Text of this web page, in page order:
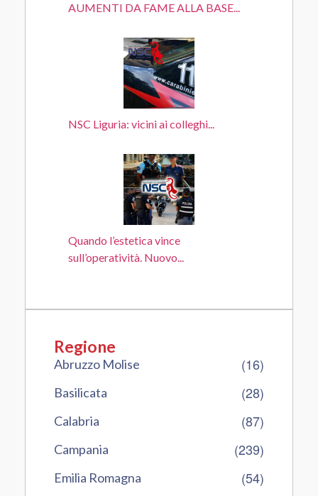
AUMENTI DA FAME ALLA BASE...
NSC Liguria: vicini ai colleghi...
Quando l’estetica vince
sull’operatività. Nuovo...
Regione
Abruzzo Molise (16)
Basilicata (28)
Calabria (87)
Campania (239)
Emilia Romagna (54)